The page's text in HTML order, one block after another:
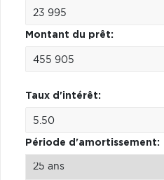
Montant du prêt:
Taux d'intérêt:
Période d'amortissement: